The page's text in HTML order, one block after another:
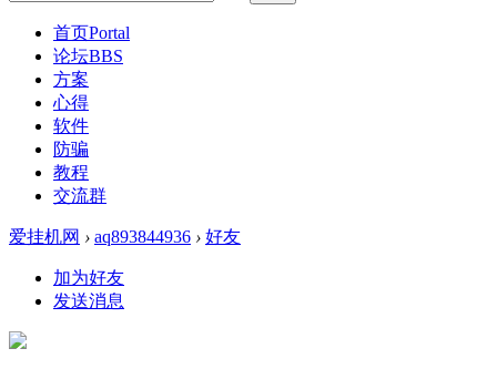
首页Portal
论坛BBS
方案
心得
软件
防骗
教程
交流群
爱挂机网 › aq893844936 › 好友
加为好友
发送消息